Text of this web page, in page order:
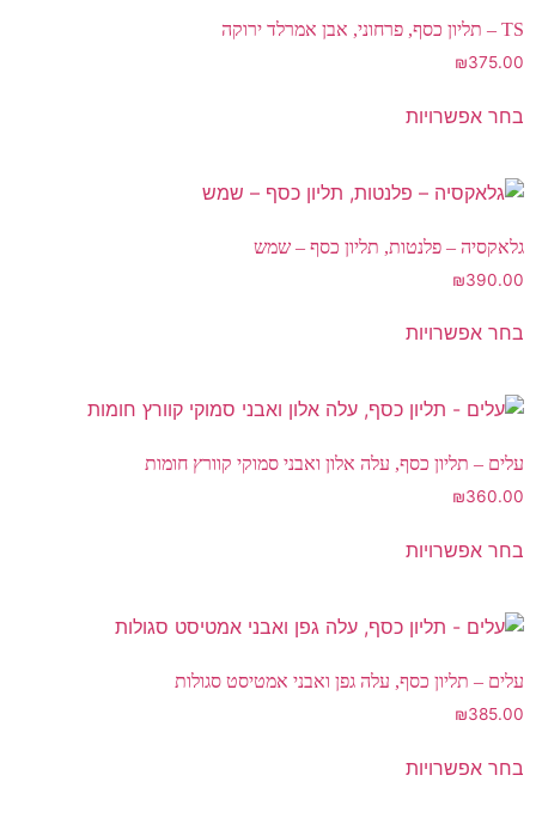
TS – תליון כסף, פרחוני, אבן אמרלד ירוקה
₪375.00
בחר אפשרויות
גלאקסיה – פלנטות, תליון כסף – שמש
₪390.00
בחר אפשרויות
עלים – תליון כסף, עלה אלון ואבני סמוקי קוורץ חומות
₪360.00
בחר אפשרויות
עלים – תליון כסף, עלה גפן ואבני אמטיסט סגולות
₪385.00
בחר אפשרויות